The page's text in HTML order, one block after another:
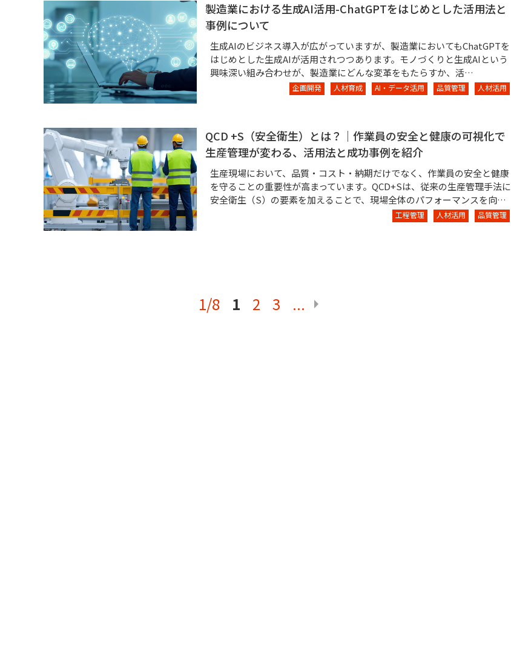
製造業における生成AI活用-ChatGPTをはじめとした活用法と
事例について
生成AIのビジネス導入が広がっていますが、製造業においてもChatGPTを
はじめとした生成AIが活用されつつあります。モノづくりと生成AIという
興味深い組み合わせが、製造業にどんな変革をもたらすか、活…
企画開発 人材育成 AI・データ活用 品質管理 人材活用
QCD +S（安全衛生）とは？｜作業員の安全と健康の可視化で
生産管理が変わる、活用法と成功事例を紹介
生産現場において、品質・コスト・納期だけでなく、作業員の安全と健康
を守ることの重要性が高まっています。QCD+Sは、従来の生産管理手法に
安全衛生（S）の要素を加えることで、現場全体のパフォーマンスを向…
工程管理 人材活用 品質管理
1/8 1 2 3 ...